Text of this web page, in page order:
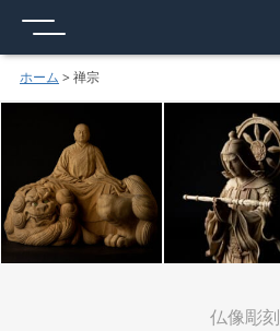
ホーム > 禅宗
仏像彫刻